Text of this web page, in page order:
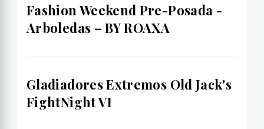
Fashion Weekend Pre-Posada -
Arboledas – BY ROAXA
Gladiadores Extremos Old Jack's
FightNight VI